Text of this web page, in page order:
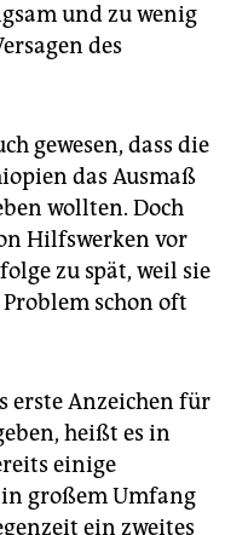
und zu wenig
des
gewesen, dass die
das Ausmaß
wollten. Doch
Hilfswerken vor
zu spät, weil sie
schon oft
erste Anzeichen für
heißt es in
einige
großem Umfang
ein zweites